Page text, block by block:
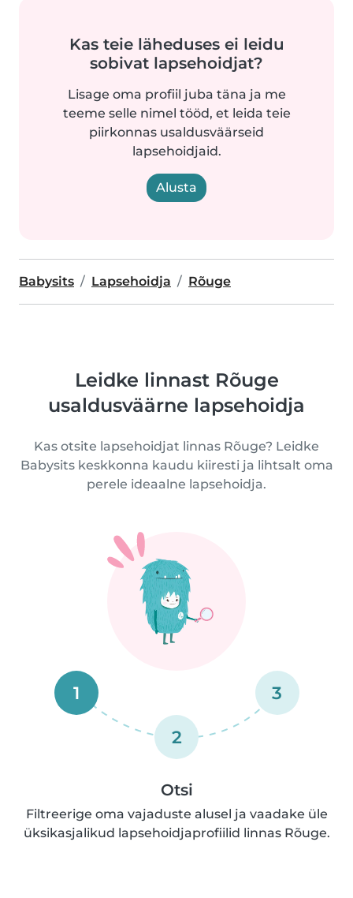
Kas teie läheduses ei leidu
sobivat lapsehoidjat?
Lisage oma profiil juba täna ja me
teeme selle nimel tööd, et leida teie
piirkonnas usaldusväärseid
lapsehoidjaid.
Alusta
Babysits Lapsehoidja Rõuge
Leidke linnast Rõuge
usaldusväärne lapsehoidja
Kas otsite lapsehoidjat linnas Rõuge? Leidke
Babysits keskkonna kaudu kiiresti ja lihtsalt oma
perele ideaalne lapsehoidja.
1
2
3
Otsi
Filtreerige oma vajaduste alusel ja vaadake üle
üksikasjalikud lapsehoidjaprofiilid linnas Rõuge.